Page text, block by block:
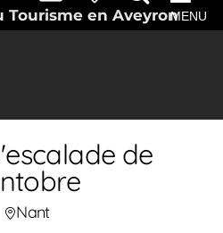
Tourisme en AveyronMENU
de
Nant